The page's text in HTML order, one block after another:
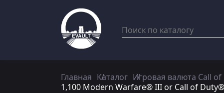
Главная Каталог Игровая валюта Call
1,100 Modern Warfare® III or Call of